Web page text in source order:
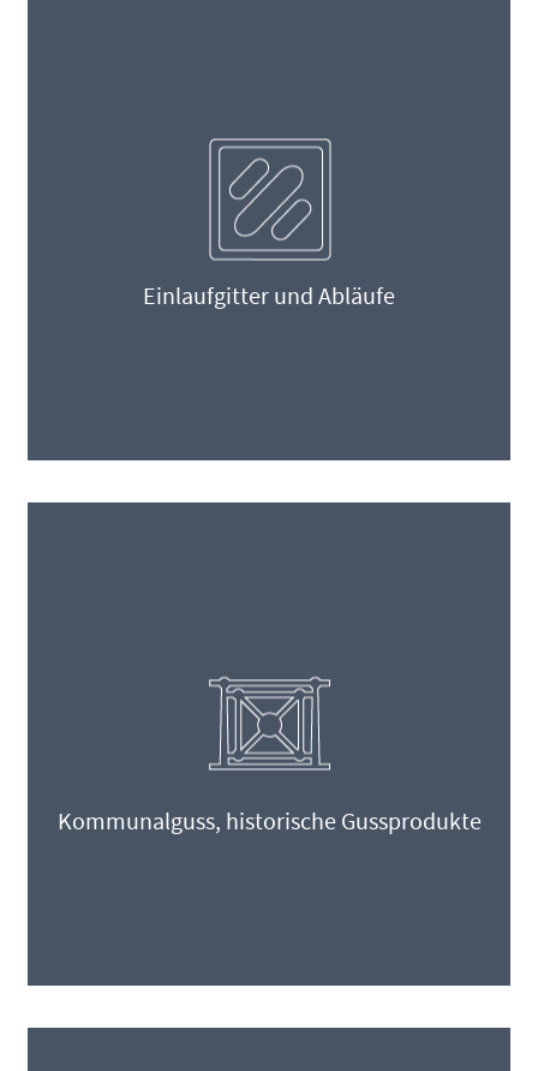
Einlaufgitter und Abläufe
Kommunalguss, historische Gussprodukte